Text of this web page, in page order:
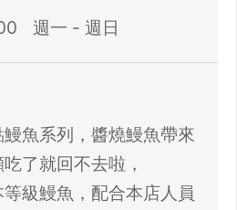
週一 - 週日
魚系列，醬燒鰻魚帶來
了就回不去啦，
級鰻魚，配合本店人員